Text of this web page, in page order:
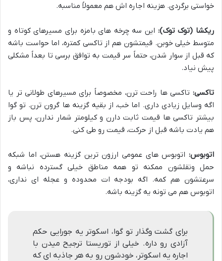
خواستی برگردی. هزینه اجاره اش هم معمولاً مناسبه.
ریکشا (توک توک): این سه چرخه های بامزه برای مسیرهای کوتاه و
متوسط خیلی خوبن. قیمتشون هم از تاکسی کمتره، اما حواست باشه
که قبل از سوار شدن، حتماً سر قیمت به توافق برسی تا بعداً مشکلی
پیش نیاد.
تاکسی: تاکسی ها راحت ترن، مخصوصاً برای مسیرهای طولانی تر یا
اگه وسایل زیادی داری. اما خب، از بقیه گزینه ها گرون ترن. تو گوا
بیشتر تاکسی ها قیمت ثابت دارن و کیلومتر شمار ندارن، پس باز
هم یادت باشه قبل از حرکت، قیمت رو طی کنی.
اتوبوس: اتوبوس های عمومی ارزون ترین گزینه هستن، اما شبکه
حمل ونقلشون ممکنه تو همه مناطق خیلی گسترده نباشه و
سرعتشون هم کمه. اگه بودجه ات محدوده و عجله ای نداری،
اتوبوس هم می تونه یه گزینه باشه.
برای گشت وگذار تو گوا، اسکوتر یه جورایی حکم
آزادی رو داره. خیلی از توریستا ترجیح میدن با
اجاره یه اسکوتر، خودشون رو به هر جاذبه ای که